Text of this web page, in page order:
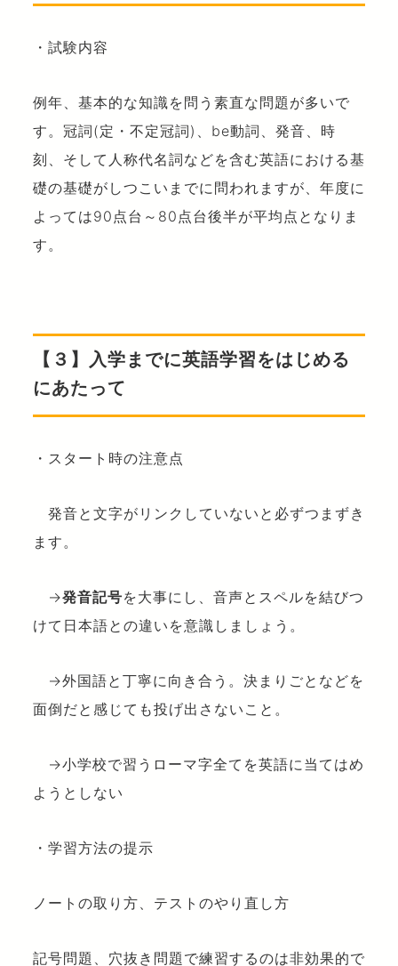
・試験内容
例年、基本的な知識を問う素直な問題が多いで
す。冠詞(定・不定冠詞)、be動詞、発音、時
刻、そして人称代名詞などを含む英語における基
礎の基礎がしつこいまでに問われますが、年度に
よっては90点台～80点台後半が平均点となりま
す。
【３】入学までに英語学習をはじめる
にあたって
・スタート時の注意点
発音と文字がリンクしていないと必ずつまずき
ます。
→発音記号を大事にし、音声とスペルを結びつ
けて日本語との違いを意識しましょう。
→外国語と丁寧に向き合う。決まりごとなどを
面倒だと感じても投げ出さないこと。
→小学校で習うローマ字全てを英語に当てはめ
ようとしない
・学習方法の提示
ノートの取り方、テストのやり直し方
記号問題、穴抜き問題で練習するのは非効果的で